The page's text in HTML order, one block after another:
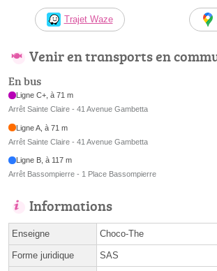
Trajet Waze
Venir en transports en
En bus
Ligne C+, à 71 m
Arrêt Sainte Claire - 41 Avenue Gambetta
Ligne A, à 71 m
Arrêt Sainte Claire - 41 Avenue Gambetta
Ligne B, à 117 m
Arrêt Bassompierre - 1 Place Bassompierre
Informations
Enseigne Choco-The
Forme juridique SAS